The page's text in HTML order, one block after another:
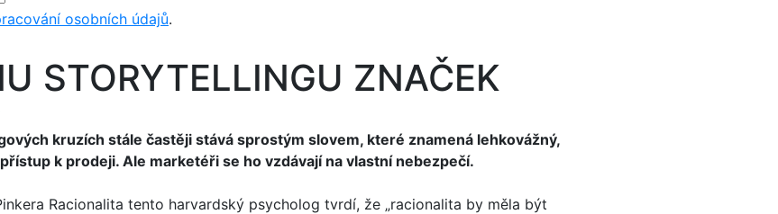
osobních údajů.
STORYTELLINGU ZNAČEK
kruzích stále častěji stává sprostým slovem, které znamená lehkovážný,
k prodeji. Ale marketéři se ho vzdávají na vlastní nebezpečí.
Racionalita tento harvardský psycholog tvrdí, že „racionalita by měla být